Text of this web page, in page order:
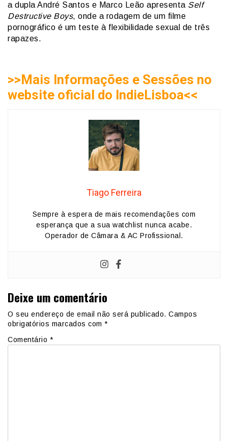
a dupla André Santos e Marco Leão apresenta Self
Destructive Boys, onde a rodagem de um filme
pornográfico é um teste à flexibilidade sexual de três
rapazes.
>>Mais Informações e Sessões no
website oficial do IndieLisboa<<
Tiago Ferreira
Sempre à espera de mais recomendações com
esperança que a sua watchlist nunca acabe.
Operador de Câmara & AC Profissional.
Deixe um comentário
O seu endereço de email não será publicado. Campos
obrigatórios marcados com *
Comentário *